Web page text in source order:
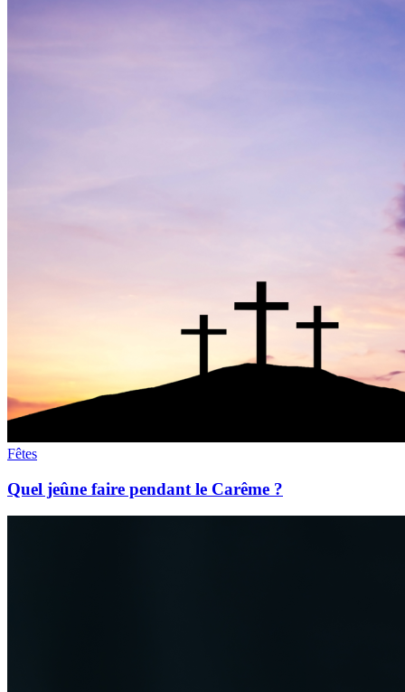
Fêtes
Quel jeûne faire pendant le Carême ?